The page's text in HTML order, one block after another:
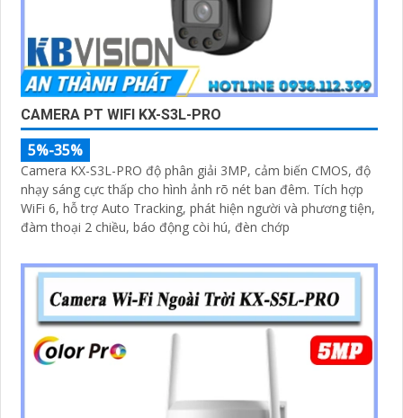
CAMERA PT WIFI KX-S3L-PRO
5%-35%
Camera KX-S3L-PRO độ phân giải 3MP, cảm biến CMOS, độ
nhạy sáng cực thấp cho hình ảnh rõ nét ban đêm. Tích hợp
WiFi 6, hỗ trợ Auto Tracking, phát hiện người và phương tiện,
đàm thoại 2 chiều, báo động còi hú, đèn chớp